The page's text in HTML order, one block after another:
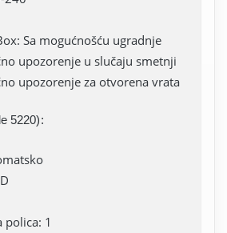
Sa mogućnošću ugradnje
upozorenje u slučaju smetnji
upozorenje za otvorena vrata
5220):
polica: 1